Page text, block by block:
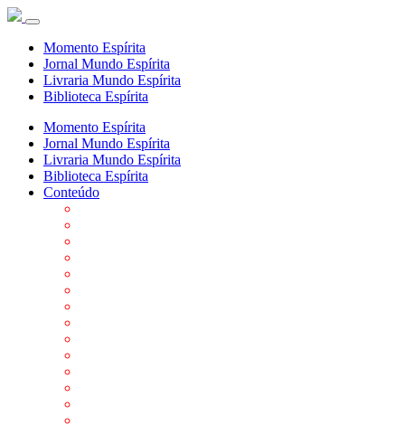
Momento Espírita
Jornal Mundo Espírita
Livraria Mundo Espírita
Biblioteca Espírita
Momento Espírita
Jornal Mundo Espírita
Livraria Mundo Espírita
Biblioteca Espírita
Conteúdo